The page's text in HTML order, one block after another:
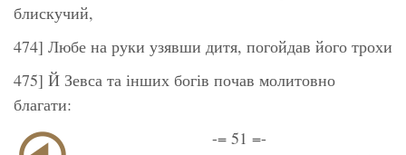
блискучий,
474] Любе на руки узявши дитя, погойдав його трохи
475] Й Зевса та інших богів почав молитовно
благати:
-= 51 =-